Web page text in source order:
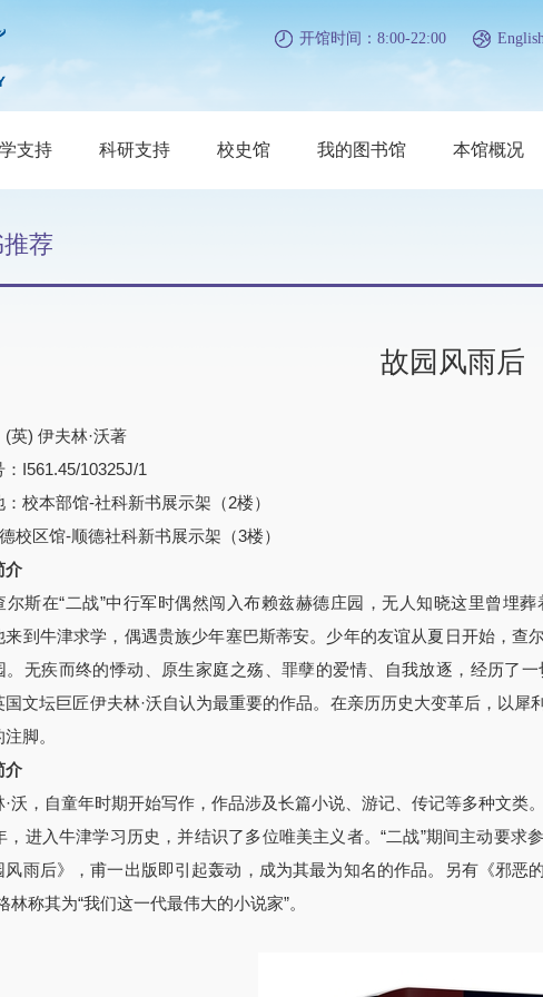
开馆时间：8:00-22:00 English
支持 科研支持 校史馆 我的图书馆 本馆概况
荐
故园风雨后
(英) 伊夫林·沃著
：I561.45/10325J/1
：校本部馆-社科新书展示架（2楼）
校区馆-顺德社科新书展示架（3楼）
介
尔斯在“二战”中行军时偶然闯入布赖兹赫德庄园，无人知晓这里曾埋
来到牛津求学，偶遇贵族少年塞巴斯蒂安。少年的友谊从夏日开始，
。无疾而终的悸动、原生家庭之殇、罪孽的爱情、自我放逐，经历了
国文坛巨匠伊夫林·沃自认为最重要的作品。在亲历历史大变革后，以
脚。
介
·沃，自童年时期开始写作，作品涉及长篇小说、游记、传记等多种文类。
，进入牛津学习历史，并结识了多位唯美主义者。“二战”期间主动要求
风雨后》，甫一出版即引起轰动，成为其最为知名的作品。另有《邪
林称其为“我们这一代最伟大的小说家”。